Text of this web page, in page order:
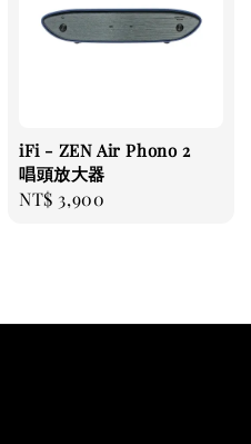
iFi - ZEN Air Phono 2
唱頭放大器
Regular
NT$ 3,900